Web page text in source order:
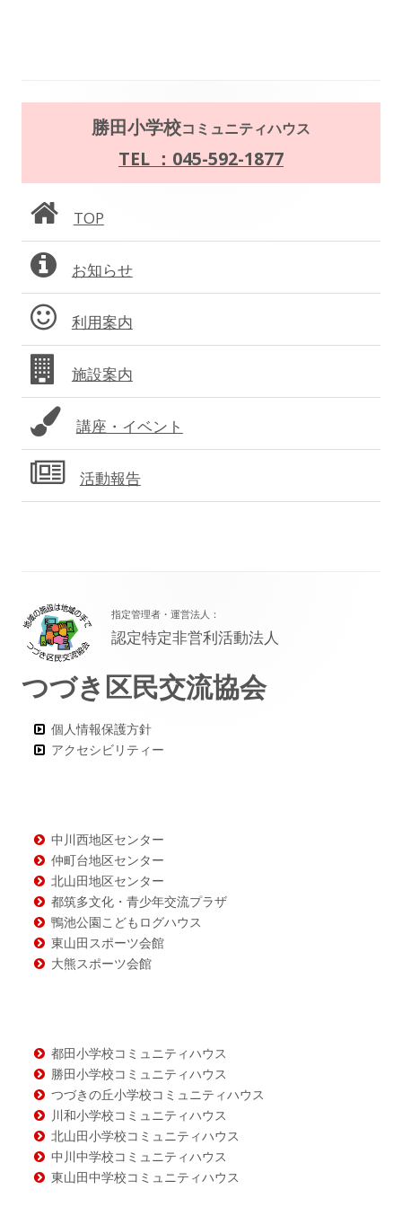
ン
サ
イ
ド
バ
ー
勝田小学校コミュニティハウス
TEL ：045-592-1877
TOP
お知らせ
利用案内
施設案内
講座・イベント
活動報告
ッ
タ
ー・
ン
ツ
指定管理者・運営法人：
認定特定非営利活動法人
つづき区民交流協会
個人情報保護方針
アクセシビリティー
中川西地区センター
仲町台地区センター
北山田地区センター
都筑多文化・青少年交流プラザ
鴨池公園こどもログハウス
東山田スポーツ会館
大熊スポーツ会館
都田小学校コミュニティハウス
勝田小学校コミュニティハウス
つづきの丘小学校コミュニティハウス
川和小学校コミュニティハウス
北山田小学校コミュニティハウス
中川中学校コミュニティハウス
東山田中学校コミュニティハウス